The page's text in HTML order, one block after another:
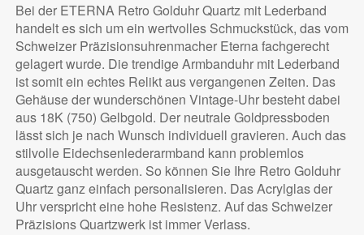
Bei der ETERNA Retro Golduhr Quartz mit Lederband
handelt es sich um ein wertvolles Schmuckstück, das vom
Schweizer Präzisionsuhrenmacher Eterna fachgerecht
gelagert wurde. Die trendige Armbanduhr mit Lederband
ist somit ein echtes Relikt aus vergangenen Zeiten. Das
Gehäuse der wunderschönen Vintage-Uhr besteht dabei
aus 18K (750) Gelbgold. Der neutrale Goldpressboden
lässt sich je nach Wunsch individuell gravieren. Auch das
stilvolle Eidechsenlederarmband kann problemlos
ausgetauscht werden. So können Sie Ihre Retro Golduhr
Quartz ganz einfach personalisieren. Das Acrylglas der
Uhr verspricht eine hohe Resistenz. Auf das Schweizer
Präzisions Quartzwerk ist immer Verlass.